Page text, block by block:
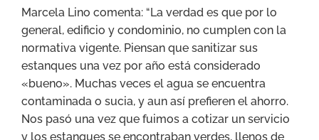
Marcela Lino comenta: “La verdad es que por lo
general, edificio y condominio, no cumplen con la
normativa vigente. Piensan que sanitizar sus
estanques una vez por año está considerado
«bueno». Muchas veces el agua se encuentra
contaminada o sucia, y aun así prefieren el ahorro.
Nos pasó una vez que fuimos a cotizar un servicio
y los estanques se encontraban verdes, llenos de